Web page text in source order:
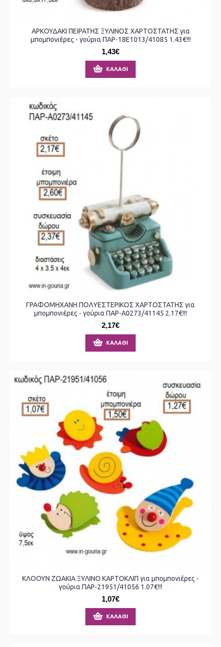
ΑΡΚΟΥΔΑΚΙ ΠΕΙΡΑΤΗΣ ΞΥΛΙΝΟΣ ΧΑΡΤΟΣΤΑΤΗΣ για
μπομπονιέρες - γούρια ΠΑΡ-18Ε1013/41085 1.43€!!!
1,43€
ΚΑΛΆΘΙ
ΓΡΑΦΟΜΗΧΑΝΗ ΠΟΛΥΕΣΤΕΡΙΚΟΣ ΧΑΡΤΟΣΤΑΤΗΣ για
μπομπονιέρες - γούρια ΠΑΡ-Α0273/41145 2.17€!!!
2,17€
ΚΑΛΆΘΙ
ΚΛΟΟΥΝ ΖΩΑΚΙΑ ΞΥΛΙΝΟ ΚΑΡΤΟΚΛΙΠ για μπομπονιέρες -
γούρια ΠΑΡ-21951/41056 1.07€!!!
1,07€
ΚΑΛΆΘΙ